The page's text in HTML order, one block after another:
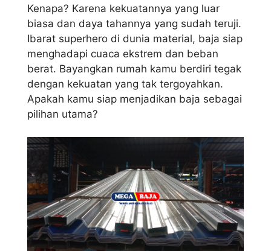
Kenapa? Karena kekuatannya yang luar
biasa dan daya tahannya yang sudah teruji.
Ibarat superhero di dunia material, baja siap
menghadapi cuaca ekstrem dan beban
berat. Bayangkan rumah kamu berdiri tegak
dengan kekuatan yang tak tergoyahkan.
Apakah kamu siap menjadikan baja sebagai
pilihan utama?